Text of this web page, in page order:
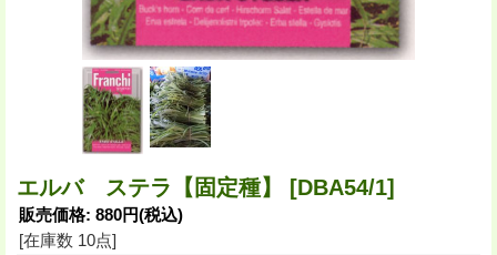
エルバ ステラ【固定種】 [DBA54/1]
販売価格: 880円(税込)
[在庫数 10点]